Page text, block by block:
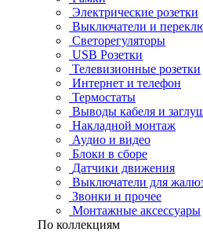
Электрические розетки
Выключатели и
Светорегуляторы
USB Розетки
Телевизионные розетки
Интернет и телефон
Термостаты
Выводы кабеля и
Накладной монтаж
Аудио и видео
Блоки в сборе
Датчики движения
Выключатели для
Звонки и прочее
Монтажные аксессуары
По коллекциям